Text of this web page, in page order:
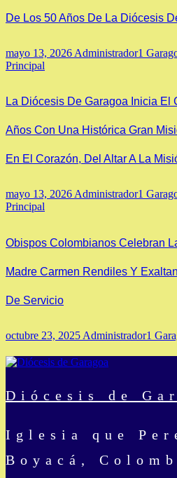
De Los 50 Años De La Diócesis
mayo 13, 2026 Administrador1
Principal
La Diócesis De Garagoa Inicia El
Años Con Una Histórica Gran
En El Corazón, Del Altar A La
mayo 13, 2026Administrador1
Principal
Obispos Colombianos Celebran
Madre Carmen Rendiles Y
De Servicio
octubre 23, 2025 Administrador1
Diócesis de
Iglesia que
Boyacá,